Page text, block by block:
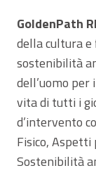
GoldenPath
della cultura
sostenibilità
dell’uomo
vita di tutti i
d’intervento
Fisico, Aspetti
Sostenibilità